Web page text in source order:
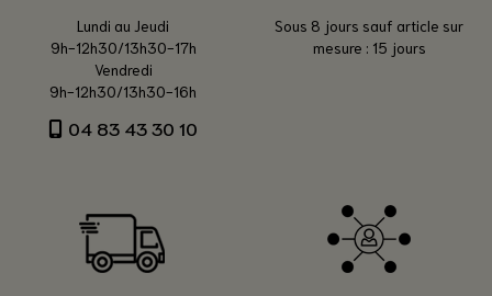
Lundi au Jeudi
9h-12h30/13h30-17h
Vendredi
9h-12h30/13h30-16h
04 83 43 30 10
Sous 8 jours sauf article sur
mesure : 15 jours